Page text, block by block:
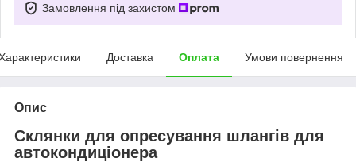
Замовлення під захистом
Доставка Оплата Умови повернення
Опис
Склянки для опресування шлангів для
автокондиціонера